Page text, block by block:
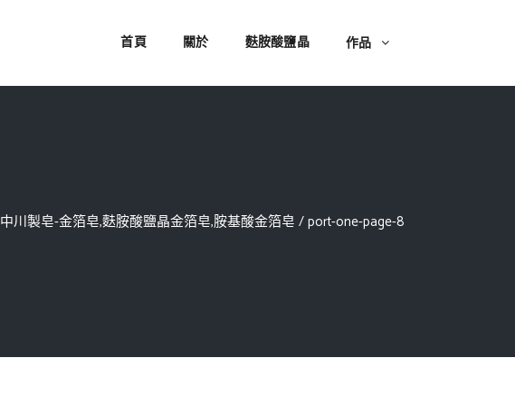
首頁 關於 麩胺酸鹽晶 作品
中川製皂-金箔皂,麩胺酸鹽晶金箔皂,胺基酸金箔皂 /port-one-page-8